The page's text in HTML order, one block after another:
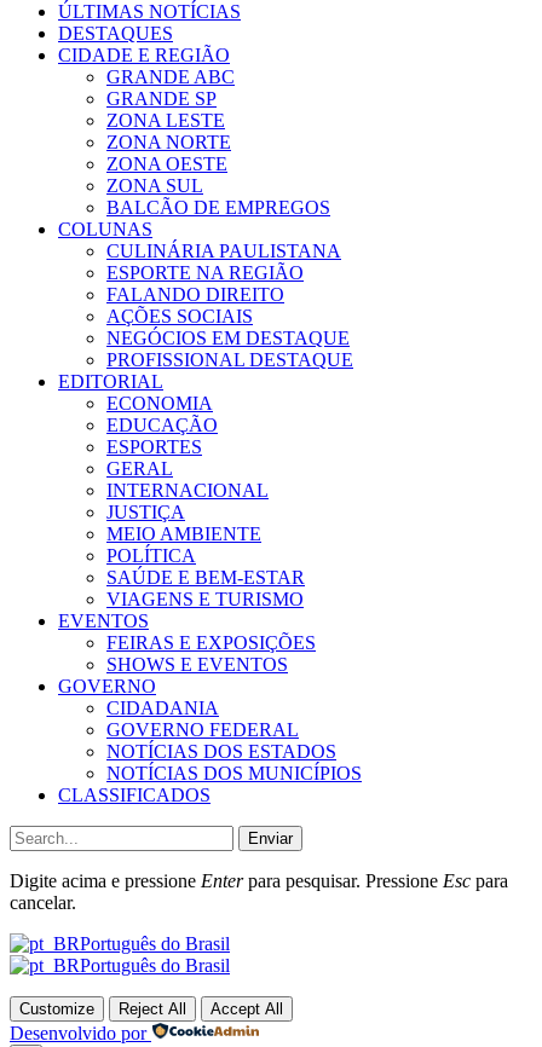
ÚLTIMAS NOTÍCIAS
DESTAQUES
CIDADE E REGIÃO
GRANDE ABC
GRANDE SP
ZONA LESTE
ZONA NORTE
ZONA OESTE
ZONA SUL
BALCÃO DE EMPREGOS
COLUNAS
CULINÁRIA PAULISTANA
ESPORTE NA REGIÃO
FALANDO DIREITO
AÇÕES SOCIAIS
NEGÓCIOS EM DESTAQUE
PROFISSIONAL DESTAQUE
EDITORIAL
ECONOMIA
EDUCAÇÃO
ESPORTES
GERAL
INTERNACIONAL
JUSTIÇA
MEIO AMBIENTE
POLÍTICA
SAÚDE E BEM-ESTAR
VIAGENS E TURISMO
EVENTOS
FEIRAS E EXPOSIÇÕES
SHOWS E EVENTOS
GOVERNO
CIDADANIA
GOVERNO FEDERAL
NOTÍCIAS DOS ESTADOS
NOTÍCIAS DOS MUNICÍPIOS
CLASSIFICADOS
Enviar
Digite acima e pressione Enterpara pesquisar. Pressione Esc para
cancelar.
Português do Brasil
Português do Brasil
Customize Reject All Accept All
Desenvolvido por